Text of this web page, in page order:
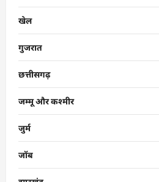
खेल
गुजरात
छत्तीसगढ़
जम्मू और कश्मीर
जुर्म
जॉब